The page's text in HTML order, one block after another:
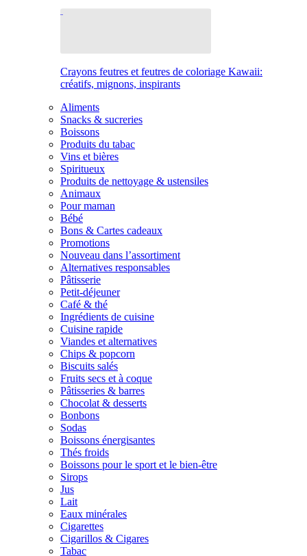
Crayons feutres et feutres de coloriage Kawaii:
créatifs, mignons, inspirants
Aliments
Snacks & sucreries
Boissons
Produits du tabac
Vins et bières
Spiritueux
Produits de nettoyage & ustensiles
Animaux
Pour maman
Bébé
Bons & Cartes cadeaux
Promotions
Nouveau dans l’assortiment
Alternatives responsables
Pâtisserie
Petit-déjeuner
Café & thé
Ingrédients de cuisine
Cuisine rapide
Viandes et alternatives
Chips & popcorn
Biscuits salés
Fruits secs et à coque
Pâtisseries & barres
Chocolat & desserts
Bonbons
Sodas
Boissons énergisantes
Thés froids
Boissons pour le sport et le bien-être
Sirops
Jus
Lait
Eaux minérales
Cigarettes
Cigarillos & Cigares
Tabac